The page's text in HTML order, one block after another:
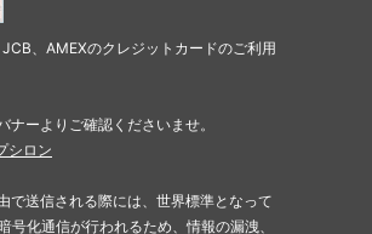
、AMEXのクレジットカードのご利用
ーよりご確認くださいませ。
で送信される際には、世界標準となって
号化通信が行われるため、情報の漏洩、